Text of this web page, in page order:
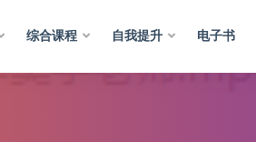
综合课程 自我提升 电子书